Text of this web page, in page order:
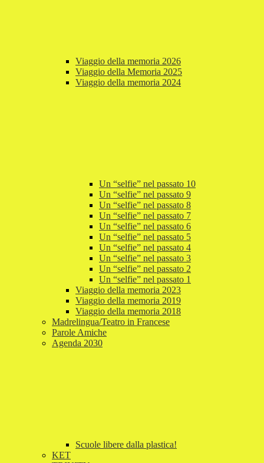
Viaggio della memoria 2026
Viaggio della Memoria 2025
Viaggio della memoria 2024
Un “selfie” nel passato 10
Un “selfie” nel passato 9
Un “selfie” nel passato 8
Un “selfie” nel passato 7
Un “selfie” nel passato 6
Un “selfie” nel passato 5
Un “selfie” nel passato 4
Un “selfie” nel passato 3
Un “selfie” nel passato 2
Un “selfie” nel passato 1
Viaggio della memoria 2023
Viaggio della memoria 2019
Viaggio della memoria 2018
Madrelingua/Teatro in Francese
Parole Amiche
Agenda 2030
Scuole libere dalla plastica!
KET